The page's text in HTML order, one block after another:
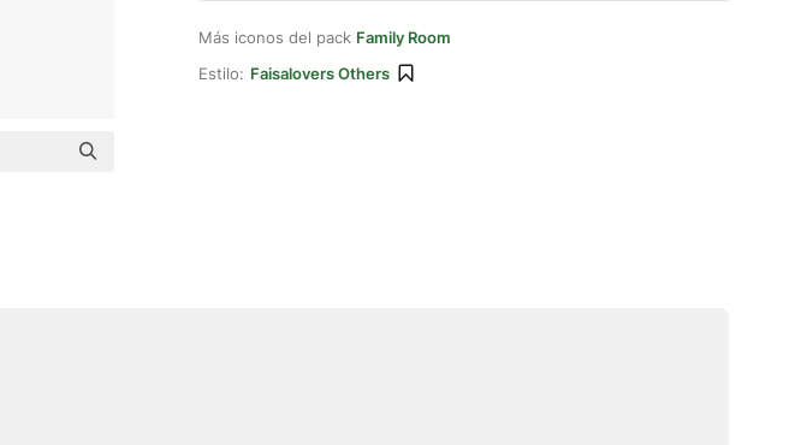
Más iconos del pack Family Room
Estilo: Faisalovers Others